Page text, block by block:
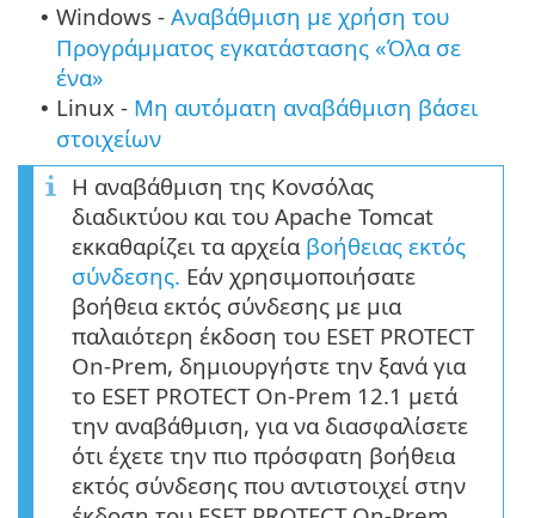
• Windows - Αναβάθμιση με χρήση του
Προγράμματος εγκατάστασης «Όλα σε
ένα»
• Linux - Μη αυτόματη αναβάθμιση βάσει
στοιχείων
Η αναβάθμιση της Κονσόλας
διαδικτύου και του Apache Tomcat
εκκαθαρίζει τα αρχεία βοήθειας εκτός
σύνδεσης. Εάν χρησιμοποιήσατε
βοήθεια εκτός σύνδεσης με μια
παλαιότερη έκδοση του ESET PROTECT
On-Prem, δημιουργήστε την ξανά για
το ESET PROTECT On-Prem 12.1 μετά
την αναβάθμιση, για να διασφαλίσετε
ότι έχετε την πιο πρόσφατη βοήθεια
εκτός σύνδεσης που αντιστοιχεί στην